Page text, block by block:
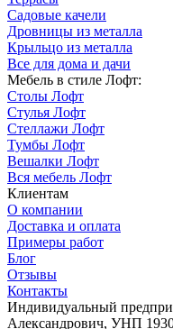
Садовые качели
Дровницы из металла
Крыльцо из металла
Все для дома и дачи
Мебель в стиле Лофт:
Столы Лофт
Стулья Лофт
Стеллажи Лофт
Тумбы Лофт
Вешалки Лофт
Вся мебель Лофт
Клиентам
О компании
Доставка и оплата
Примеры работ
Блог
Отзывы
Контакты
Индивидуальный
Александрович, УНП